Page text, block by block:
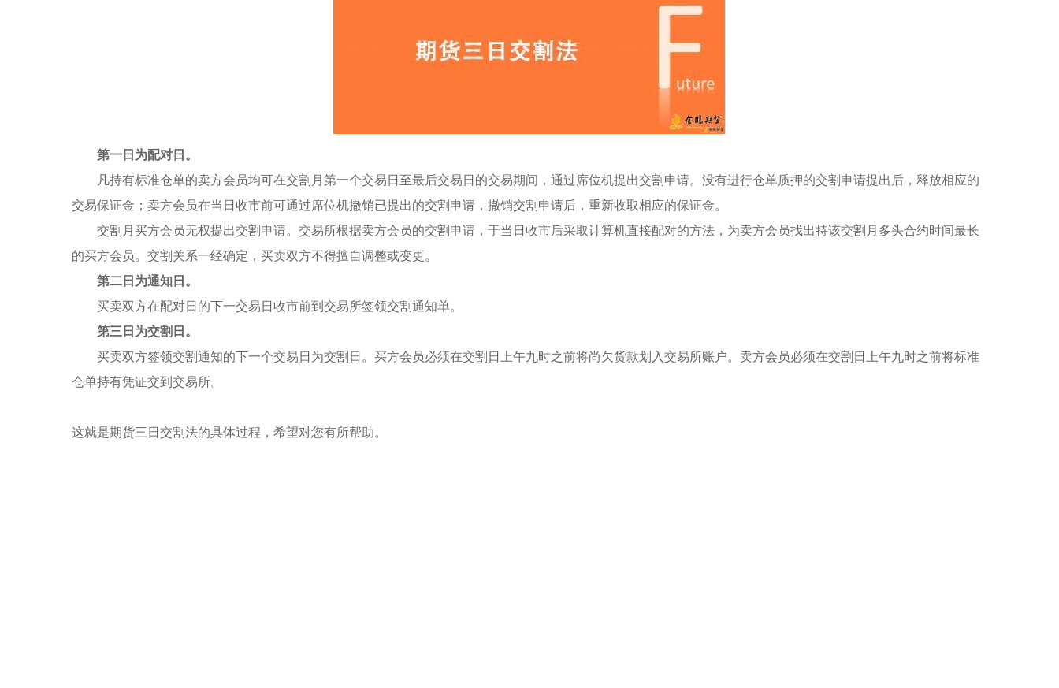
第一日为配对日。
凡持有标准仓单的卖方会员均可在交割月第一个交易日至最后交易日的交易期间，通过席位机提出交割申请。没有进行仓单质押的交割申请提出后，释放相应的
交易保证金；卖方会员在当日收市前可通过席位机撤销已提出的交割申请，撤销交割申请后，重新收取相应的保证金。
交割月买方会员无权提出交割申请。交易所根据卖方会员的交割申请，于当日收市后采取计算机直接配对的方法，为卖方会员找出持该交割月多头合约时间最长
的买方会员。交割关系一经确定，买卖双方不得擅自调整或变更。
第二日为通知日。
买卖双方在配对日的下一交易日收市前到交易所签领交割通知单。
第三日为交割日。
买卖双方签领交割通知的下一个交易日为交割日。买方会员必须在交割日上午九时之前将尚欠货款划入交易所账户。卖方会员必须在交割日上午九时之前将标准
仓单持有凭证交到交易所。
这就是期货三日交割法的具体过程，希望对您有所帮助。